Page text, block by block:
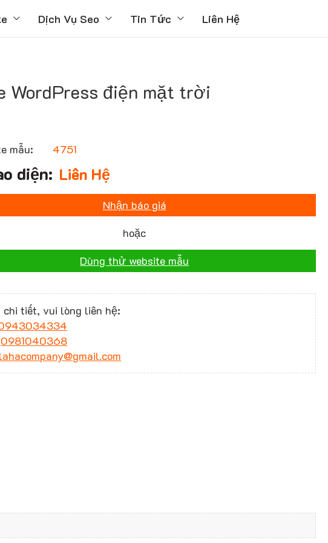
Dịch Vụ Seo Tin Tức Liên Hệ
WordPress điện mặt trời
mẫu: 4751
Liên Hệ
Nhận báo giá
hoặc
Dùng thử website mẫu
chi tiết, vui lòng liên hệ:
0981040368
lahacompany@gmail.com